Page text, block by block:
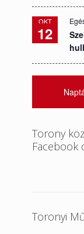
OKT
12
Torony
Facebook
Toronyi